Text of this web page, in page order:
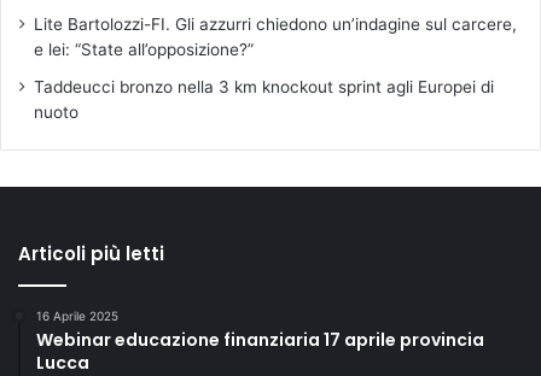
Lite Bartolozzi-FI. Gli azzurri chiedono un’indagine sul carcere,
e lei: “State all’opposizione?”
Taddeucci bronzo nella 3 km knockout sprint agli Europei di
nuoto
Articoli più letti
16 Aprile 2025
Webinar educazione finanziaria 17 aprile provincia
Lucca